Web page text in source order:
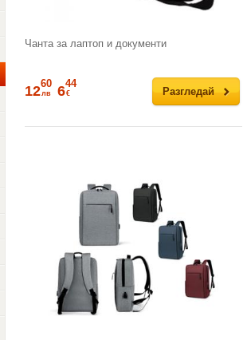
Чанта за лаптоп и документи
Разгледай
1260
лв 644
€